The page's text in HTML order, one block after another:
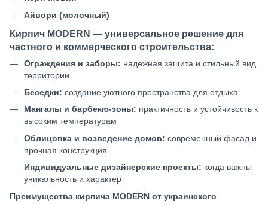
Айвори (молочный)
Кирпич MODERN — универсальное решение для
частного и коммерческого строительства:
Ограждения и заборы: надежная защита и стильный вид
территории
Беседки: создание уютного пространства для отдыха
Мангалы и барбекю-зоны: практичность и устойчивость к
высоким температурам
Облицовка и возведение домов: современный фасад и
прочная конструкция
Индивидуальные дизайнерские проекты: когда важны
уникальность и характер
Преимущества кирпича MODERN от украинского